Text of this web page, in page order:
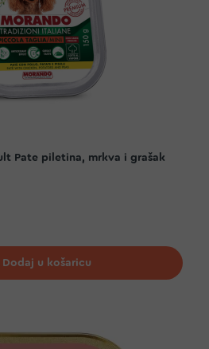
Pate piletina, mrkva i grašak
želja
Dodaj u košaricu